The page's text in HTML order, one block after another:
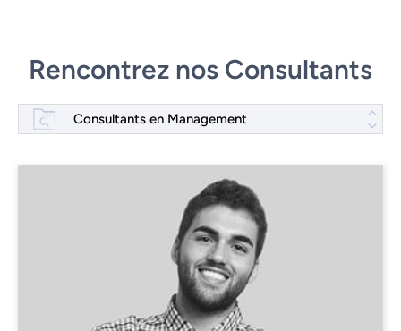
Rencontrez nos Consultants
Consultants en Management